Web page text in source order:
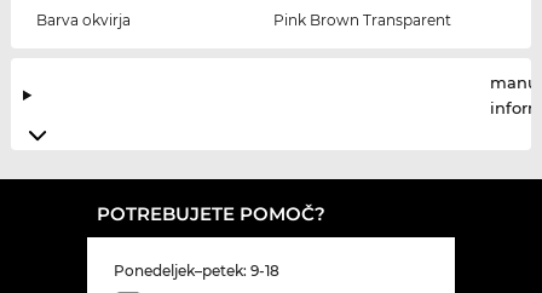
Barva okvirja
Pink Brown Transparent
POTREBUJETE POMOČ?
Ponedeljek–petek: 9-18